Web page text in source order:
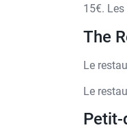
15€.
The
Le
Le
Petit-